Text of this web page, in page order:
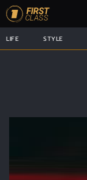
LIFE STYLE